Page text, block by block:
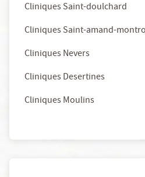
Cliniques Saint-doulchard
Cliniques Saint-amand-
Cliniques Nevers
Cliniques Desertines
Cliniques Moulins